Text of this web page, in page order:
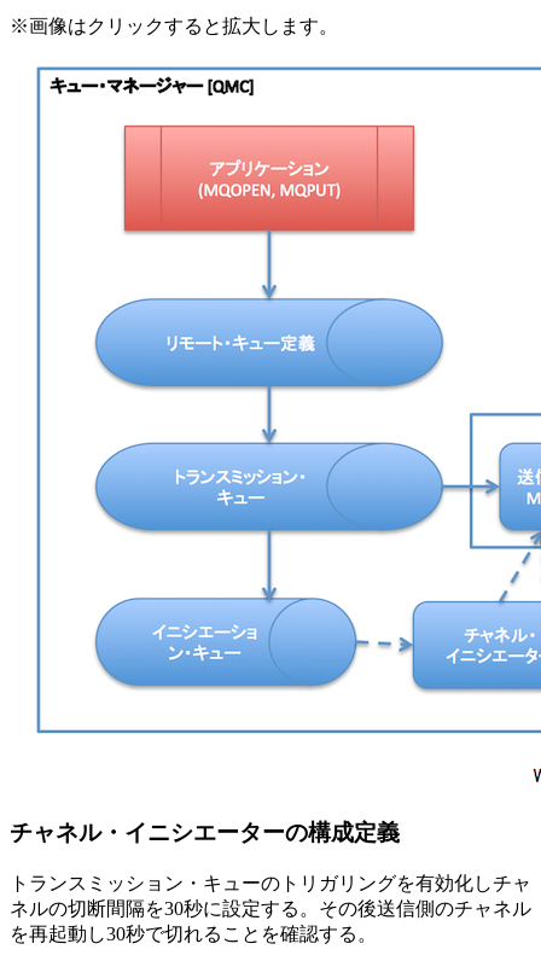
※画像はクリックすると拡大します。
チャネル・イニシエーターの構成定義
トランスミッション・キューのトリガリングを有効化しチャ
ネルの切断間隔を30秒に設定する。その後送信側のチャネル
を再起動し30秒で切れることを確認する。